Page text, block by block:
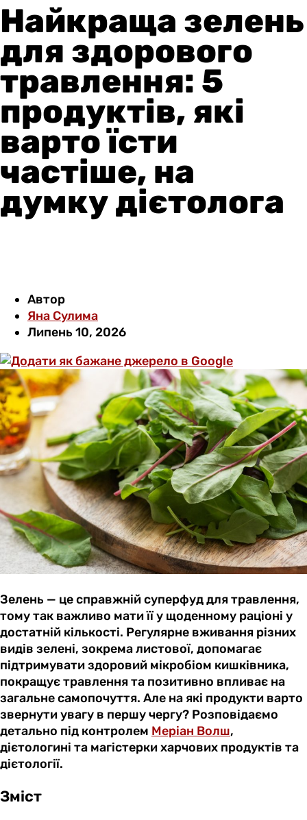
Найкраща зелень
для здорового
травлення: 5
продуктів, які
варто їсти
частіше, на
думку дієтолога
Автор
Яна Сулима
Липень 10, 2026
Зелень — це справжній суперфуд для травлення,
тому так важливо мати її у щоденному раціоні у
достатній кількості. Регулярне вживання різних
видів зелені, зокрема листової, допомагає
підтримувати здоровий мікробіом кишківника,
покращує травлення та позитивно впливає на
загальне самопочуття. Але на які продукти варто
звернути увагу в першу чергу? Розповідаємо
детально під контролем Меріан Волш,
дієтологині та магістерки харчових продуктів та
дієтології.
Зміст